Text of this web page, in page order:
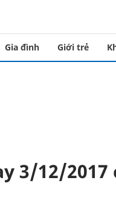
Gia đình Giới trẻ
3/12/2017